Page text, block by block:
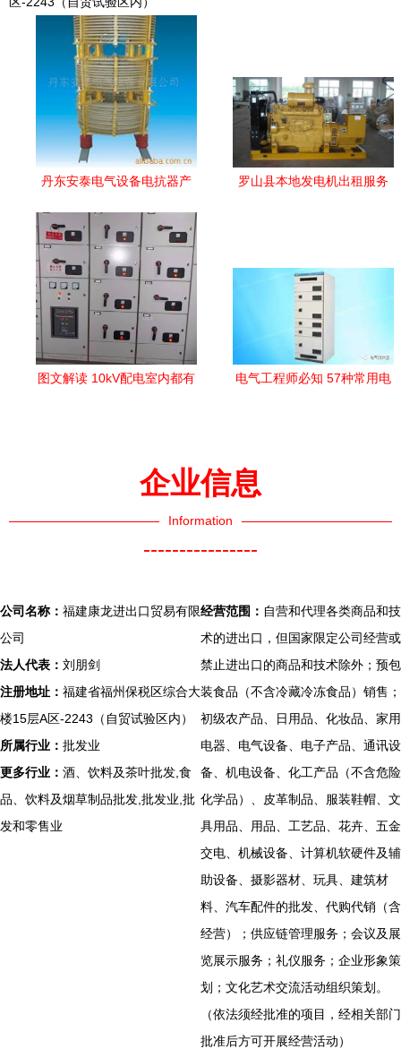
丹东安泰电气设备电抗器产
罗山县本地发电机出租服务
图文解读 10kV配电室内都有
电气工程师必知 57种常用电
企业信息
Information
----------------
公司名称： 福建康龙进出口贸易有限
公司
法人代表： 刘朋剑
注册地址： 福建省福州保税区综合大
楼15层A区-2243（自贸试验区内）
所属行业： 批发业
更多行业： 酒、饮料及茶叶批发,食
品、饮料及烟草制品批发,批发业,批
发和零售业
经营范围： 自营和代理各类商品和技
术的进出口，但国家限定公司经营或
禁止进出口的商品和技术除外；预包
装食品（不含冷藏冷冻食品）销售；
初级农产品、日用品、化妆品、家用
电器、电气设备、电子产品、通讯设
备、机电设备、化工产品（不含危险
化学品）、皮革制品、服装鞋帽、文
具用品、用品、工艺品、花卉、五金
交电、机械设备、计算机软硬件及辅
助设备、摄影器材、玩具、建筑材
料、汽车配件的批发、代购代销（含
经营）；供应链管理服务；会议及展
览展示服务；礼仪服务；企业形象策
划；文化艺术交流活动组织策划。
（依法须经批准的项目，经相关部门
批准后方可开展经营活动）